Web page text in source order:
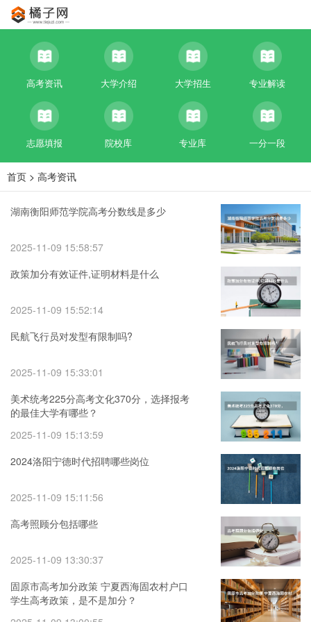
高考资讯 大学介绍 大学招生 专业解读
志愿填报 院校库 专业库 一分一段
首页 > 高考资讯
湖南衡阳师范学院高考分数线是多少
2025-11-09 15:58:57
政策加分有效证件,证明材料是什么
2025-11-09 15:52:14
民航飞行员对发型有限制吗?
2025-11-09 15:33:01
美术统考225分高考文化370分，选择报考
的最佳大学有哪些？
2025-11-09 15:13:59
2024洛阳宁德时代招聘哪些岗位
2025-11-09 15:11:56
高考照顾分包括哪些
2025-11-09 13:30:37
固原市高考加分政策 宁夏西海固农村户口
学生高考政策，是不是加分？